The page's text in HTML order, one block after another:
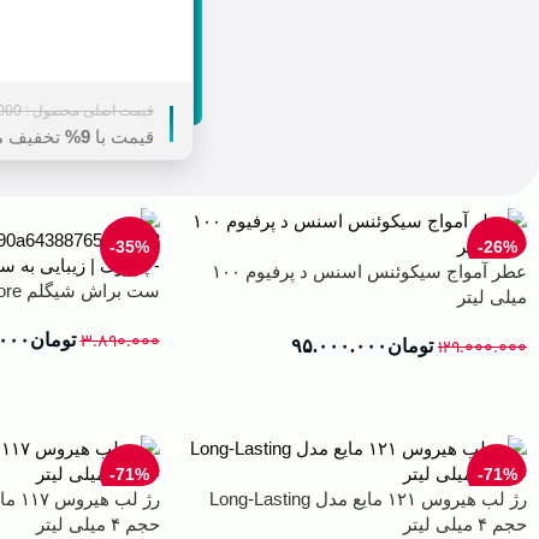
قیمت اصلی محصول :
قیمت با9%
قیمت اصلی محصول :
قیمت با6%
قیمت اصلی محصول :
قیمت با31%
قیمت اصلی محصول :
قیمت با93%
قیمت اصلی محصول :
قیمت با24%
-26%
عطر آمواج سیکوئنس اسنس د پرفیوم ۱۰۰
میلی لیتر
۱۲۹.۰۰۰.۰۰۰ تومان ۹۵.۰۰۰.۰۰۰
-35%
ست براش شیگلم Pro Core هشت تکه بژ
۳.۸۹۰.۰۰۰ تومان
-71%
رژ لب هیروس ۱۲۱ مایع مدل Long-Lasting
حجم ۴ میلی لیتر
-71%
حجم ۴ میلی لیتر